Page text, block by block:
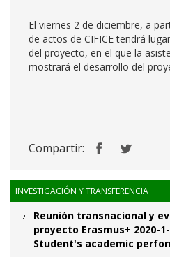
El viernes 2 de diciembre, a
de actos de CIFICE tendrá
del proyecto, en el que la
mostrará el desarrollo del
Compartir:
INVESTIGACIÓN Y TRANSFERENCIA
Reunión transnacional y
proyecto Erasmus+ 2020-1-
Student's academic